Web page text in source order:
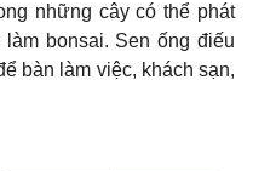
những cây có thể phát
bonsai. Sen ống điếu
bàn làm việc, khách sạn,